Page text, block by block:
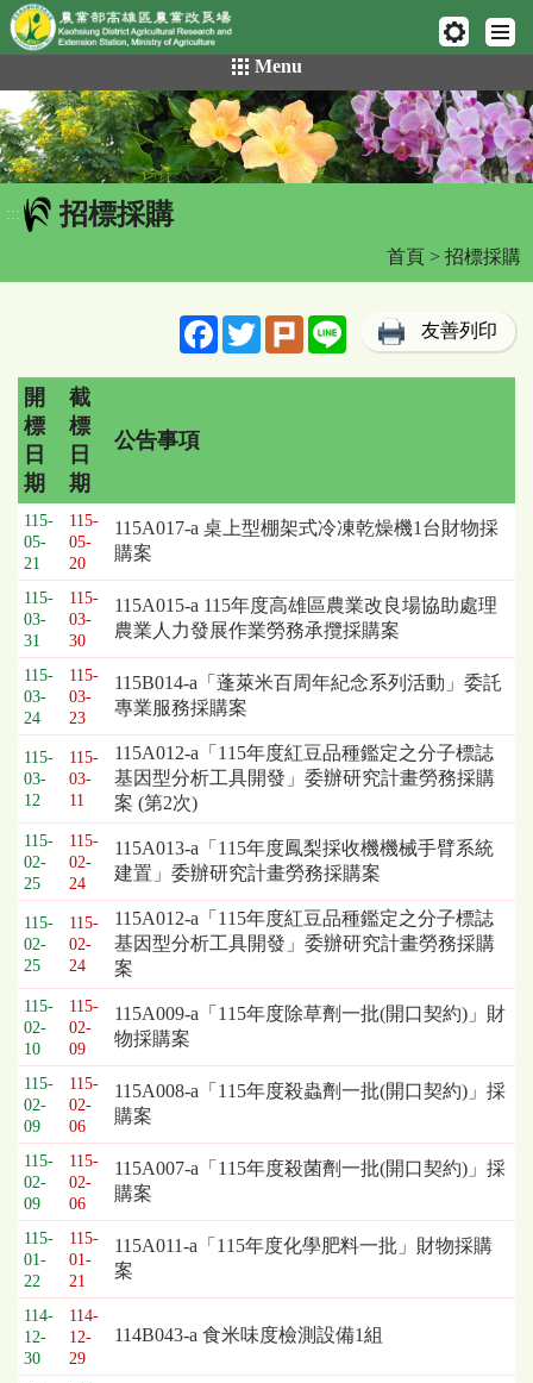
網頁置頂
到
主
要
內
容
區
Menu
::: 招標採購
首頁 > 招標採購
FacebookTwitterPlurk Line 友善列印
招
標
採
購
列
表，
欄
位
依
序
為：
開
日
期、
截
標
日
期、
公
告
事
項
開
標
日
期
截
標
日
期
公告事項
115-
05-
21
115-
05-
20
115A017-a 桌上型棚架式冷凍乾燥機1台財物採
購案
115-
03-
31
115-
03-
30
115A015-a 115年度高雄區農業改良場協助處理
農業人力發展作業勞務承攬採購案
115-
03-
24
115-
03-
23
115B014-a「蓬萊米百周年紀念系列活動」委託
專業服務採購案
115-
03-
12
115-
03-
11
115A012-a「115年度紅豆品種鑑定之分子標誌
基因型分析工具開發」委辦研究計畫勞務採購
案 (第2次)
115-
02-
25
115-
02-
24
115A013-a「115年度鳳梨採收機機械手臂系統
建置」委辦研究計畫勞務採購案
115-
02-
25
115-
02-
24
115A012-a「115年度紅豆品種鑑定之分子標誌
基因型分析工具開發」委辦研究計畫勞務採購
案
115-
02-
10
115-
02-
09
115A009-a「115年度除草劑一批(開口契約)」財
物採購案
115-
02-
09
115-
02-
06
115A008-a「115年度殺蟲劑一批(開口契約)」採
購案
115-
02-
09
115-
02-
06
115A007-a「115年度殺菌劑一批(開口契約)」採
購案
115-
01-
22
115-
01-
21
115A011-a「115年度化學肥料一批」財物採購
案
114-
12-
30
114-
12-
29
114B043-a 食米味度檢測設備1組